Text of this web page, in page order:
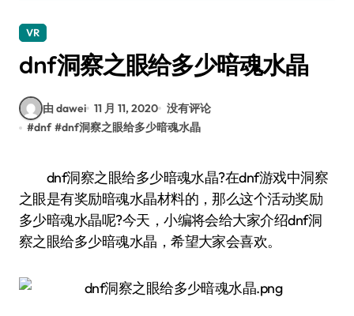
VR
dnf洞察之眼给多少暗魂水晶
由 dawei 11 月 11, 2020 没有评论
#dnf #dnf洞察之眼给多少暗魂水晶
dnf洞察之眼给多少暗魂水晶?在dnf游戏中洞察
之眼是有奖励暗魂水晶材料的，那么这个活动奖励
多少暗魂水晶呢?今天，小编将会给大家介绍dnf洞
察之眼给多少暗魂水晶，希望大家会喜欢。